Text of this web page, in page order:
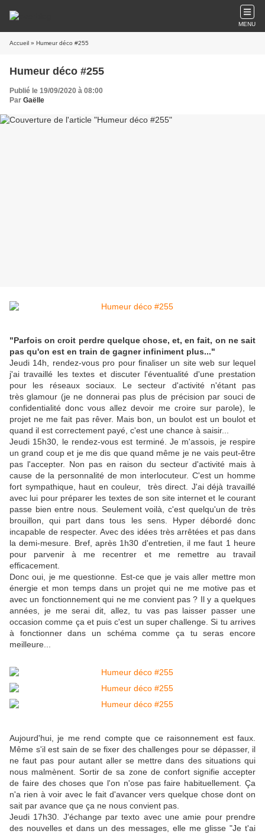
MENU
Accueil » Humeur déco #255
Humeur déco #255
Publié le 19/09/2020 à 08:00
Par Gaëlle
"Parfois on croit perdre quelque chose, et, en fait, on ne sait
pas qu'on est en train de gagner infiniment plus..."
Jeudi 14h, rendez-vous pro pour finaliser un site web sur lequel
j'ai travaillé les textes et discuter l'éventualité d'une prestation
pour les réseaux sociaux. Le secteur d'activité n'étant pas
très glamour (je ne donnerai pas plus de précision par souci de
confidentialité donc vous allez devoir me croire sur parole), le
projet ne me fait pas rêver. Mais bon, un boulot est un boulot et
quand il est correctement payé, c'est une chance à saisir...
Jeudi 15h30, le rendez-vous est terminé. Je m'assois, je respire
un grand coup et je me dis que quand même je ne vais peut-être
pas l'accepter. Non pas en raison du secteur d'activité mais à
cause de la personnalité de mon interlocuteur. C'est un homme
fort sympathique, haut en couleur, très direct. J'ai déjà travaillé
avec lui pour préparer les textes de son site internet et le courant
passe bien entre nous. Seulement voilà, c'est quelqu'un de très
brouillon, qui part dans tous les sens. Hyper débordé donc
incapable de respecter. Avec des idées très arrêtées et pas dans
la demi-mesure. Bref, après 1h30 d'entretien, il me faut 1 heure
pour parvenir à me recentrer et me remettre au travail
efficacement.
Donc oui, je me questionne. Est-ce que je vais aller mettre mon
énergie et mon temps dans un projet qui ne me motive pas et
avec un fonctionnement qui ne me convient pas ? Il y a quelques
années, je me serai dit, allez, tu vas pas laisser passer une
occasion comme ça et puis c'est un super challenge. Si tu arrives
à fonctionner dans un schéma comme ça tu seras encore
meilleure...
Aujourd'hui, je me rend compte que ce raisonnement est faux.
Même s'il est sain de se fixer des challenges pour se dépasser, il
ne faut pas pour autant aller se mettre dans des situations qui
nous malmènent. Sortir de sa zone de confort signifie accepter
de faire des choses que l'on n'ose pas faire habituellement. Ça
n'a rien à voir avec le fait d'avancer vers quelque chose dont on
sait par avance que ça ne nous convient pas.
Jeudi 17h30. J'échange par texto avec une amie pour prendre
des nouvelles et dans un des messages, elle me glisse "Je t'ai